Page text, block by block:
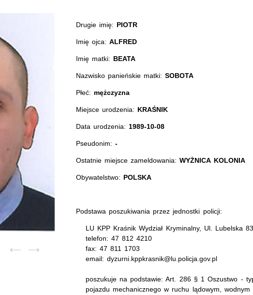
Drugie imię: PIOTR
Imię ojca:ALFRED
Imię matki: BEATA
Nazwisko panieńskie matki:SOBOTA
Płeć: mężczyzna
Miejsce urodzenia: KRAŚNIK
Data urodzenia: 1989-10-08
Pseudonim: -
Ostatnie miejsce zameldowania:WYŻNICA KOLONIA
Obywatelstwo: POLSKA
Podstawa poszukiwania przez jednostki policji:
LU KPP Kraśnik Wydział Kryminalny, Ul. Lubelska
telefon: 47 812 4210
fax: 47 811 1703
email: dyzurni.kppkrasnik@lu.policja.gov.pl
poszukuje na podstawie: Art. 286 § 1 Oszustwo -
pojazdu mechanicznego w ruchu lądowym,